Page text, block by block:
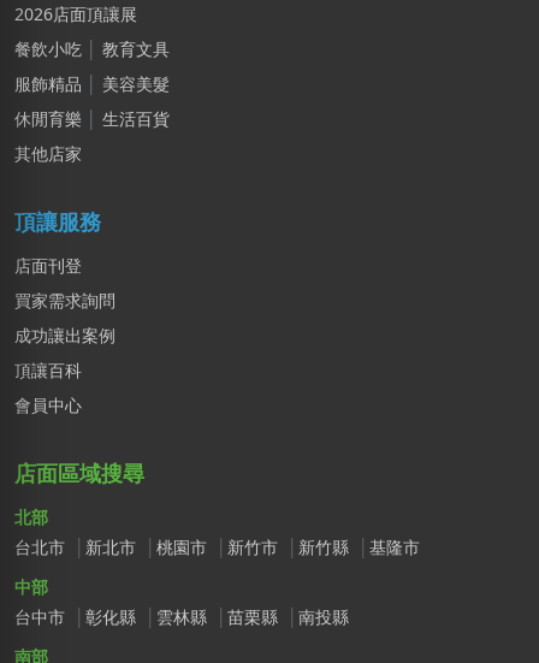
DXvid.吳
新北市｜預算 10萬~30萬元
張X偉
台中市｜預算 10萬元以下
2026店面頂讓展
餐飲小吃
教育文具
服飾精品
美容美髮
休閒育樂
生活百貨
其他店家
頂讓服務
店面刊登
買家需求詢問
成功讓出案例
頂讓百科
會員中心
店面區域搜尋
北部
台北市
新北市 桃園市 新竹市 新竹縣
基隆市
中部
台中市
彰化縣 雲林縣 苗栗縣
南投縣
南部